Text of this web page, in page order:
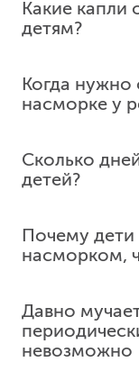
Какие капли
детям?
Когда нужно
насморке у
Сколько
детей?
Почему
насморком,
Давно
невозможно